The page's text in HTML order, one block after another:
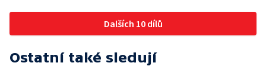
Dalších 10 dílů
Ostatní také sledují